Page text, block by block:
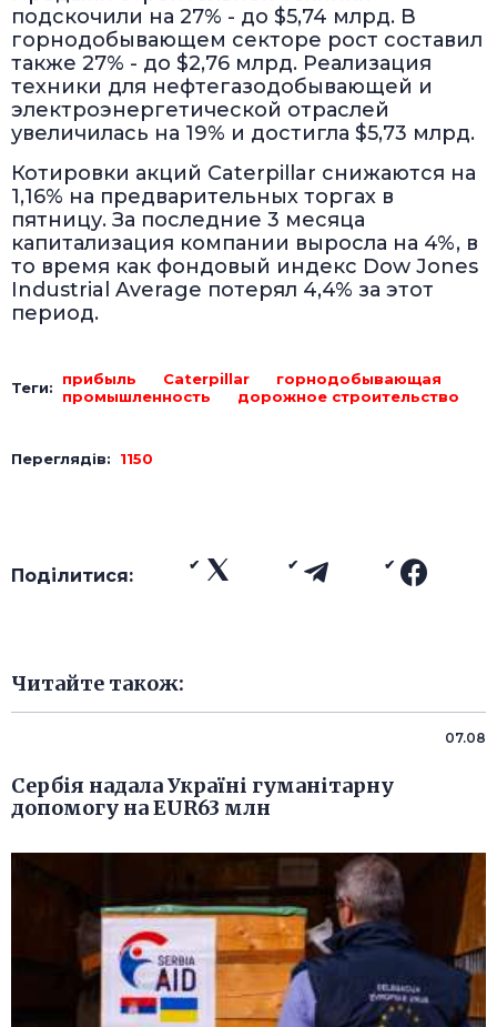
подскочили на 27% - до $5,74 млрд. В
горнодобывающем секторе рост составил
также 27% - до $2,76 млрд. Реализация
техники для нефтегазодобывающей и
электроэнергетической отраслей
увеличилась на 19% и достигла $5,73 млрд.
Котировки акций Caterpillar снижаются на
1,16% на предварительных торгах в
пятницу. За последние 3 месяца
капитализация компании выросла на 4%, в
то время как фондовый индекс Dow Jones
Industrial Average потерял 4,4% за этот
период.
Теги: прибыль Caterpillar
горнодобывающая
промышленность
дорожное строительство
Переглядів: 1150
Поділитися:
Читайте також:
07.08
Сербія надала Україні гуманітарну
допомогу на EUR63 млн